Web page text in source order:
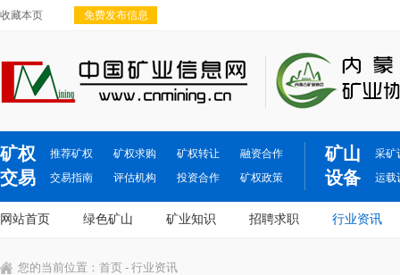
收藏本页 免费发布信息
矿权
交易
推荐矿权 矿权求购 矿权转让
融资合作
交易指南
评估机构 投资合作 矿权政策
矿山
设备
采矿
运载
网站首页 绿色矿山 矿业知识 招聘求职 行业资讯
您的当前位置： 首页 - 行业资讯